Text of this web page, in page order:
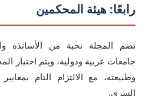
رابعًا: هيئة المحكمين
تضم المجلة نخبة من الأساتذة
جامعات عربية ودولية، ويتم
وطبيعته، مع الالتزام التام
السري.